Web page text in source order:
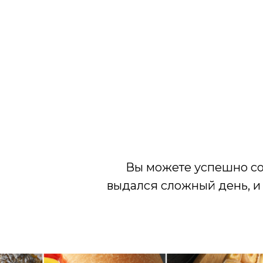
«Я
«Я знаю,
Вы можете успешно
выдался сложный день,